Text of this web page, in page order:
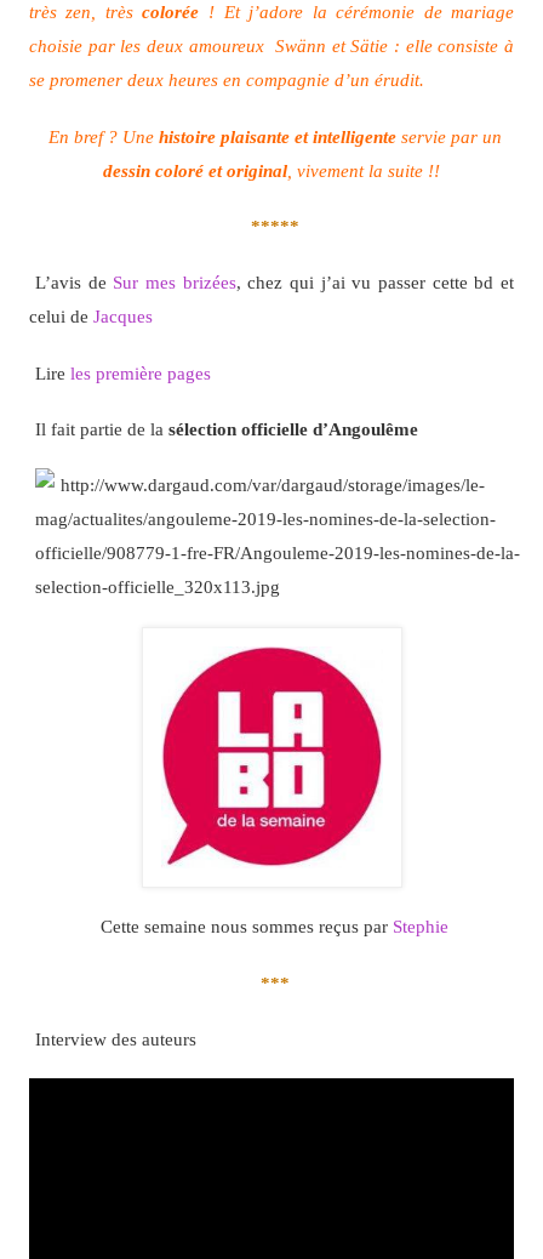
très zen, trèscolorée ! Et j’adore la cérémonie de mariage
choisie par les deux amoureux Swänn et Sätie : elle consiste à
se promener deux heures en compagnie d’un érudit.
En bref ? Une histoire plaisante et intelligenteservie par un
dessin coloré et original , vivement la suite !!
*****
L’avis de Sur mes brizées, chez qui j’ai vu passer cette bd et
celui de Jacques
Lire les première pages
Il fait partie de la sélection officielle d’Angoulême
Cette semaine nous sommes reçus par Stephie
***
Interview des auteurs